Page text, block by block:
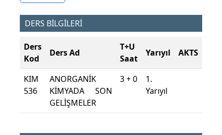
DERS BİLGİLERİ
Ders
Kod
Ders Ad
T+U
Saat
Yarıyıl AKTS
KIM
536
ANORGANİK
KİMYADA SON
GELİŞMELER
3 + 0
1.
Yarıyıl